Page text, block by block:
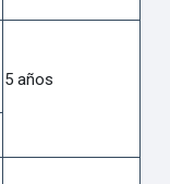
5 años